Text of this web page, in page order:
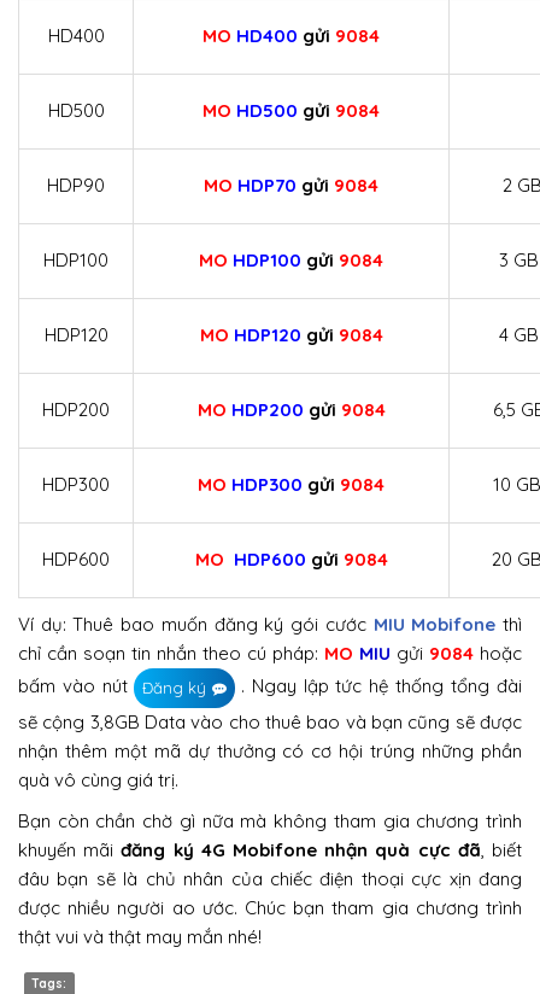
HD400 MO HD400 gửi 9084
HD500 MO HD500 gửi 9084
HDP90 MO HDP70 gửi 9084 2
HDP100 MO HDP100 gửi 9084 3
HDP120 MO HDP120 gửi 9084 4
HDP200 MO HDP200 gửi 9084 6,5
HDP300 MO HDP300 gửi 9084 10
HDP600 MO HDP600 gửi 9084 20
Ví dụ: Thuê bao muốn đăng ký gói cước MIU Mobifone thì
chỉ cần soạn tin nhắn theo cú pháp: MO MIU gửi 9084 hoặc
bấm vào nút
Đăng ký
. Ngay lập tức hệ thống tổng đài
sẽ cộng 3,8GB Data vào cho thuê bao và bạn cũng sẽ được
nhận thêm một mã dự thưởng có cơ hội trúng những phần
quà vô cùng giá trị.
Bạn còn chần chờ gì nữa mà không tham gia chương trình
khuyến mãiđăng ký 4G Mobifone nhận quà cực đã, biết
đâu bạn sẽ là chủ nhân của chiếc điện thoại cực xịn đang
được nhiều người ao ước. Chúc bạn tham gia chương trình
thật vui và thật may mắn nhé!
Tags: